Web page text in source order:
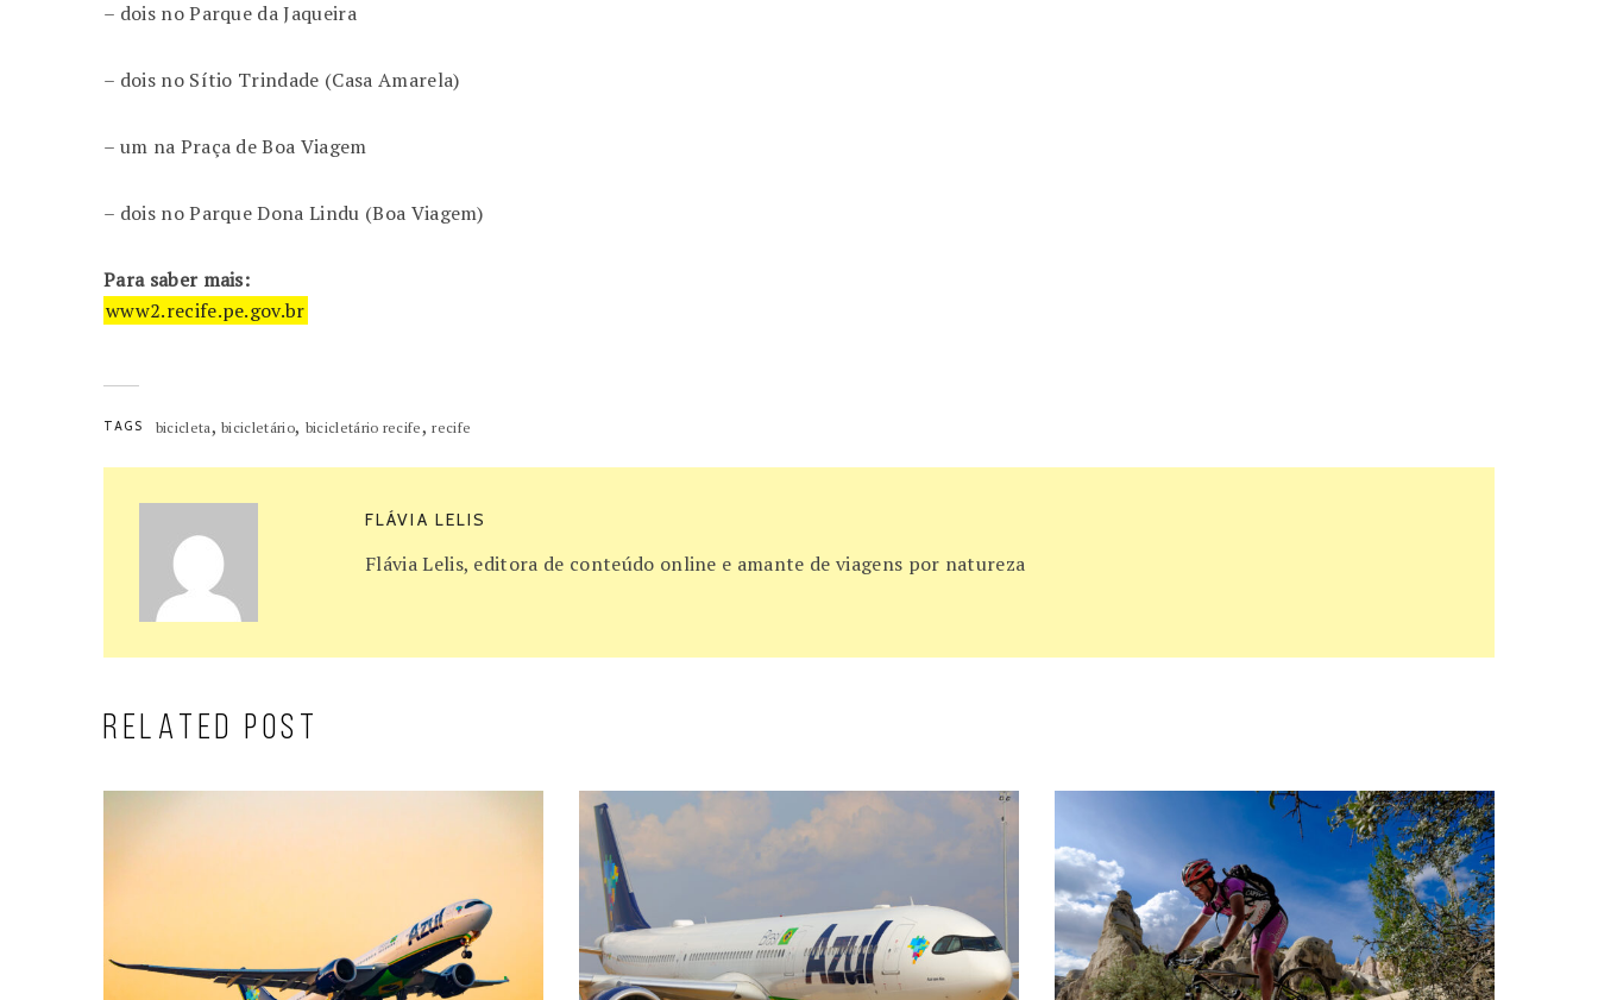
– dois no Parque da Jaqueira
– dois no Sítio Trindade (Casa Amarela)
– um na Praça de Boa Viagem
– dois no Parque Dona Lindu (Boa Viagem)
Para saber mais:
www2.recife.pe.gov.br
TAGS bicicleta,bicicletário, bicicletário recife,recife
FLÁVIA LELIS
Flávia Lelis, editora de conteúdo online e amante de viagens por natureza
RELATED POST